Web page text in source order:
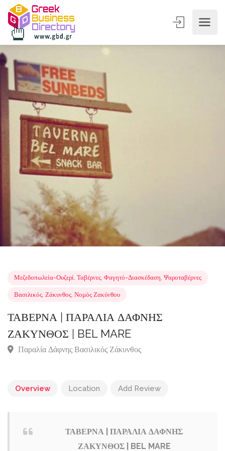
Βασιλικός,Ζάκυνθος,Νομός Ζακύνθου
ΤΑΒΕΡΝΑ | ΠΑΡΑΛΙΑ ΔΑΦΝΗΣ
Overview Location Add Review
ΤΑΒΕΡΝΑ | ΠΑΡΑΛΙΑ ΔΑΦΝΗΣ
ΖΑΚΥΝΘΟΣ | BEL MARE